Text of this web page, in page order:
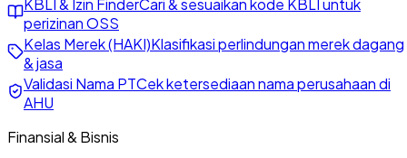
perizinan OSS
Kelas Merek (HAKI)Klasifikasi perlindungan merek dagang
& jasa
Validasi Nama PTCek ketersediaan nama perusahaan di
AHU
Finansial & Bisnis